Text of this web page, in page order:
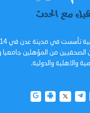
الصحفيين من المؤهلين جامعيا
والاهلية والدولية.